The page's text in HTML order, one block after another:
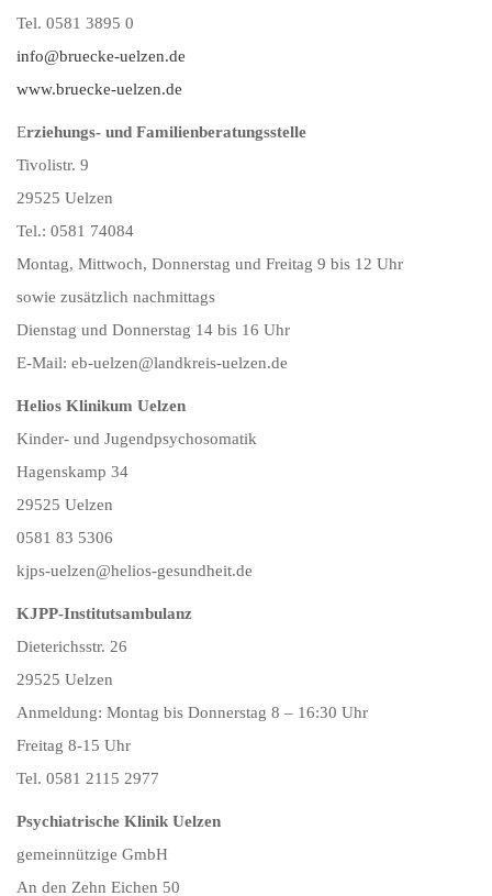
Tel. 0581 3895 0
info@bruecke-uelzen.de
www.bruecke-uelzen.de
Erziehungs- und Familienberatungsstelle
Tivolistr. 9
29525 Uelzen
Tel.: 0581 74084
Montag, Mittwoch, Donnerstag und Freitag 9 bis 12 Uhr
sowie zusätzlich nachmittags
Dienstag und Donnerstag 14 bis 16 Uhr
E-Mail: eb-uelzen@landkreis-uelzen.de
Helios Klinikum Uelzen
Kinder- und Jugendpsychosomatik
Hagenskamp 34
29525 Uelzen
0581 83 5306
kjps-uelzen@helios-gesundheit.de
KJPP-Institutsambulanz
Dieterichsstr. 26
29525 Uelzen
Anmeldung: Montag bis Donnerstag 8 – 16:30 Uhr
Freitag 8-15 Uhr
Tel. 0581 2115 2977
Psychiatrische Klinik Uelzen
gemeinnützige GmbH
An den Zehn Eichen 50